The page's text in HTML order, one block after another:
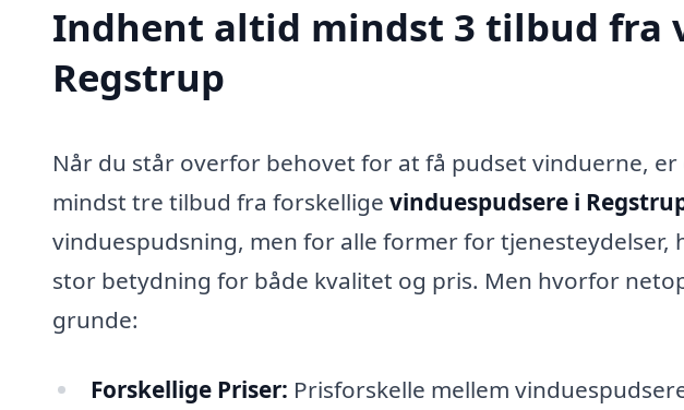
Indhent altid mindst 3 tilbud fra
Regstrup
Når du står overfor behovet for at få pudset vinduerne,
mindst tre tilbud fra forskellige vinduespudsere i
vinduespudsning, men for alle former for tjenesteydelser,
stor betydning for både kvalitet og pris. Men hvorfor
grunde:
Forskellige Priser: Prisforskelle mellem